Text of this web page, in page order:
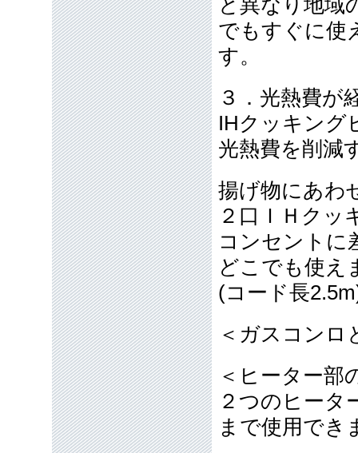
と異なり地域
でもすぐに使
す。
３．光熱費が
IHクッキング
光熱費を削減
揚げ物にあわ
２口ＩＨクッ
コンセントに
どこでも使え
(コード長
＜ガスコンロ
＜ヒーター部
２つのヒータ
まで使用でき